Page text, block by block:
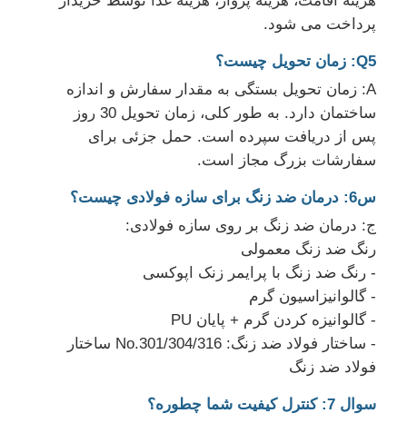
پرداخت می شود.
Q5: زمان تحویل چیست؟
A: زمان تحویل بستگی به مقدار سفارش و اندازه
ساختمان دارد. به طور کلی، زمان تحویل 30 روز
پس از دریافت سپرده است. حمل جزئی برای
سفارشات بزرگ مجاز است.
س6: درمان ضد زنگ برای سازه فولادی چیست؟
ج: درمان ضد زنگ بر روی سازه فولادی:
رنگ ضد زنگ معمولی
- رنگ ضد زنگ با پرایمر زنک اپوکسی
- گالوانيزاسيون گرم
- گالوانیزه کردن گرم + پایان PU
- ساختار فولاد ضد زنگ: No.301/304/316 ساختار
فولاد ضد زنگ
سوال 7: کنترل کیفیت شما چطوره؟